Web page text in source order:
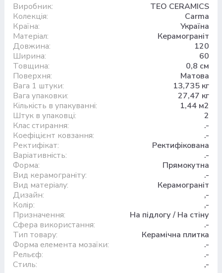
Виробник:
TEO CERAMICS
Колекція:
Carma
Країна:
Україна
Матеріал:
Керамограніт
Довжина:
120
Ширина:
60
Товщина:
0,8 см
Поверхня:
Матова
Вага 1 штуки:
13,735 кг
Вага упаковки:
27,47 кг
Кількість в упакуванні:
1,44 м2
Штук в упаковці:
2
Клас стирання:
.-
Коефіцієнт ковзання:
.-
Ректифікат:
Ректифікована
Варіативність:
.-
Форма:
Прямокутна
Вид керамограніту:
.-
Вид матеріалу:
Керамограніт
Дизайн:
,-
Колір:
,-
Призначення:
На підлогу / На стіну
Сфера використання:
.-
Тип товару:
Керамічна плитка
Форма елемента мозаїки:
.-
Рельєф:
.-
Стиль:
,-